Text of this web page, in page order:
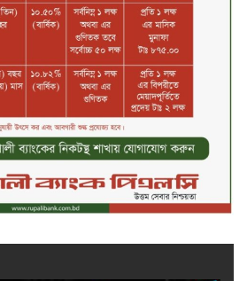
সবচেয়ে বিশ্বস্ত, টেকসই ও ক্যাশলেস
ব্যাংক হওয়ার লক্ষ্য নিয়ে ‘ভিশন ২০২৯’
উন্মোচন করল কমিউনিটি ব্যাংক
বাংলাদেশ পিএলসি